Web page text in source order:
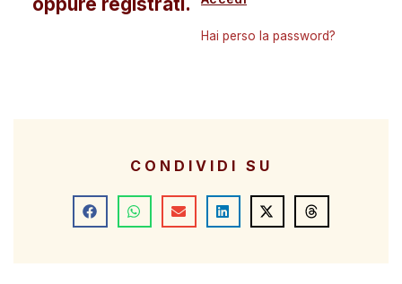
Hai perso la password?
CONDIVIDI SU